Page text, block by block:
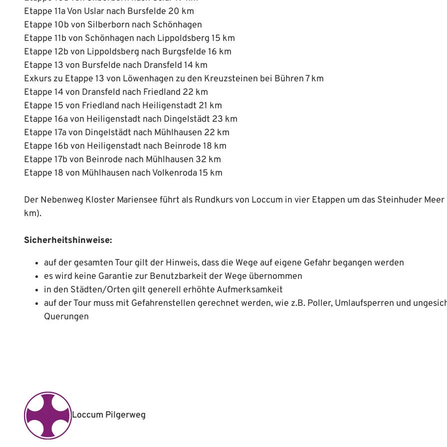
Etappe 11a Von Uslar nach Bursfelde 20 km
Etappe 10b von Silberborn nach Schönhagen
Etappe 11b von Schönhagen nach Lippoldsberg 15 km
Etappe 12b von Lippoldsberg nach Burgsfelde 16 km
Etappe 13 von Bursfelde nach Dransfeld 14 km
Exkurs zu Etappe 13 von Löwenhagen zu den Kreuzsteinen bei Bühren 7 km
Etappe 14 von Dransfeld nach Friedland 22 km
Etappe 15 von Friedland nach Heiligenstadt 21 km
Etappe 16a von Heiligenstadt nach Dingelstädt 23 km
Etappe 17a von Dingelstädt nach Mühlhausen 22 km
Etappe 16b von Heiligenstadt nach Beinrode 18 km
Etappe 17b von Beinrode nach Mühlhausen 32 km
Etappe 18 von Mühlhausen nach Volkenroda 15 km
Der Nebenweg Kloster Mariensee führt als Rundkurs von Loccum in vier Etappen um das Steinhuder
km).
Sicherheitshinweise:
auf der gesamten Tour gilt der Hinweis, dass die Wege auf eigene Gefahr begangen werden
es wird keine Garantie zur Benutzbarkeit der Wege übernommen
in den Städten/Orten gilt generell erhöhte Aufmerksamkeit
auf der Tour muss mit Gefahrenstellen gerechnet werden, wie z.B. Poller, Umlaufsperren und
Querungen
Loccum Pilgerweg